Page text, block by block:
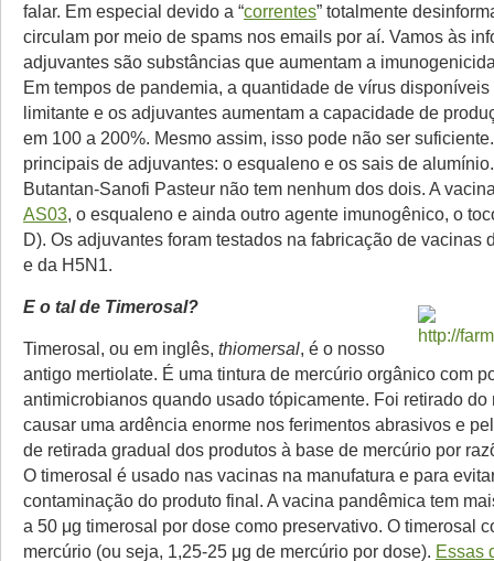
falar. Em especial devido a “correntes” totalmente
circulam por meio de spams nos emails por aí. Vamos às
adjuvantes são substâncias que aumentam a
Em tempos de pandemia, a quantidade de vírus disponíveis
limitante e os adjuvantes aumentam a capacidade de
em 100 a 200%. Mesmo assim, isso pode não ser
principais de adjuvantes: o esqualeno e os sais de
Butantan-Sanofi Pasteur não tem nenhum dos dois. A
AS03, o esqualeno e ainda outro agente imunogênico, o
D). Os adjuvantes foram testados na fabricação de vacinas
e da H5N1.
E o tal de Timerosal?
Timerosal, ou em inglês, thiomersal, é o nosso
antigo mertiolate. É uma tintura de mercúrio orgânico com
antimicrobianos quando usado tópicamente. Foi retirado do
causar uma ardência enorme nos ferimentos abrasivos e
de retirada gradual dos produtos à base de mercúrio por
O timerosal é usado nas vacinas na manufatura e para
contaminação do produto final. A vacina pandêmica tem
a 50 μg timerosal por dose como preservativo. O timerosal
mercúrio (ou seja, 1,25-25 μg de mercúrio por dose). Essas